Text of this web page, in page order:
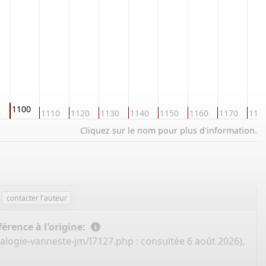
1100 1110 1120 1130 1140 1150 1160 1170
Cliquez sur le nom pour plus d'information.
contacter l'auteur
à l'origine:
vanneste-jm/I7127.php : consultée 6 août 2026),